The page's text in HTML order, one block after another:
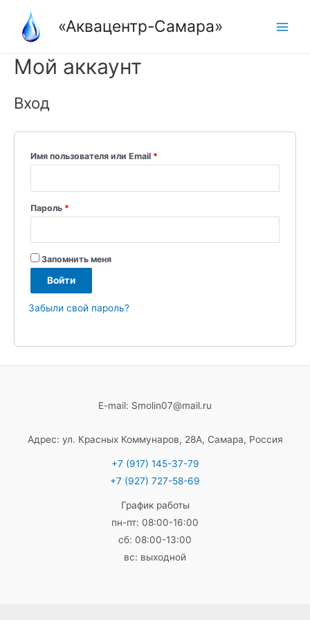
содержимому
«Аквацентр-Самара»
Мой аккаунт
Вход
Имя пользователя или Email *
Пароль *
Запомнить меня
Войти
Забыли свой пароль?
E-mail: Smolin07@mail.ru
Адрес: ул. Красных Коммунаров, 28А, Самара, Россия
+7 (917) 145-37-79
+7 (927) 727-58-69
График работы
пн-пт: 08:00-16:00
сб: 08:00-13:00
вс: выходной